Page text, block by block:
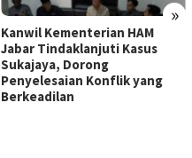
»
Kanwil Kementerian HAM
Jabar Tindaklanjuti Kasus
Sukajaya, Dorong
Penyelesaian Konflik yang
Berkeadilan